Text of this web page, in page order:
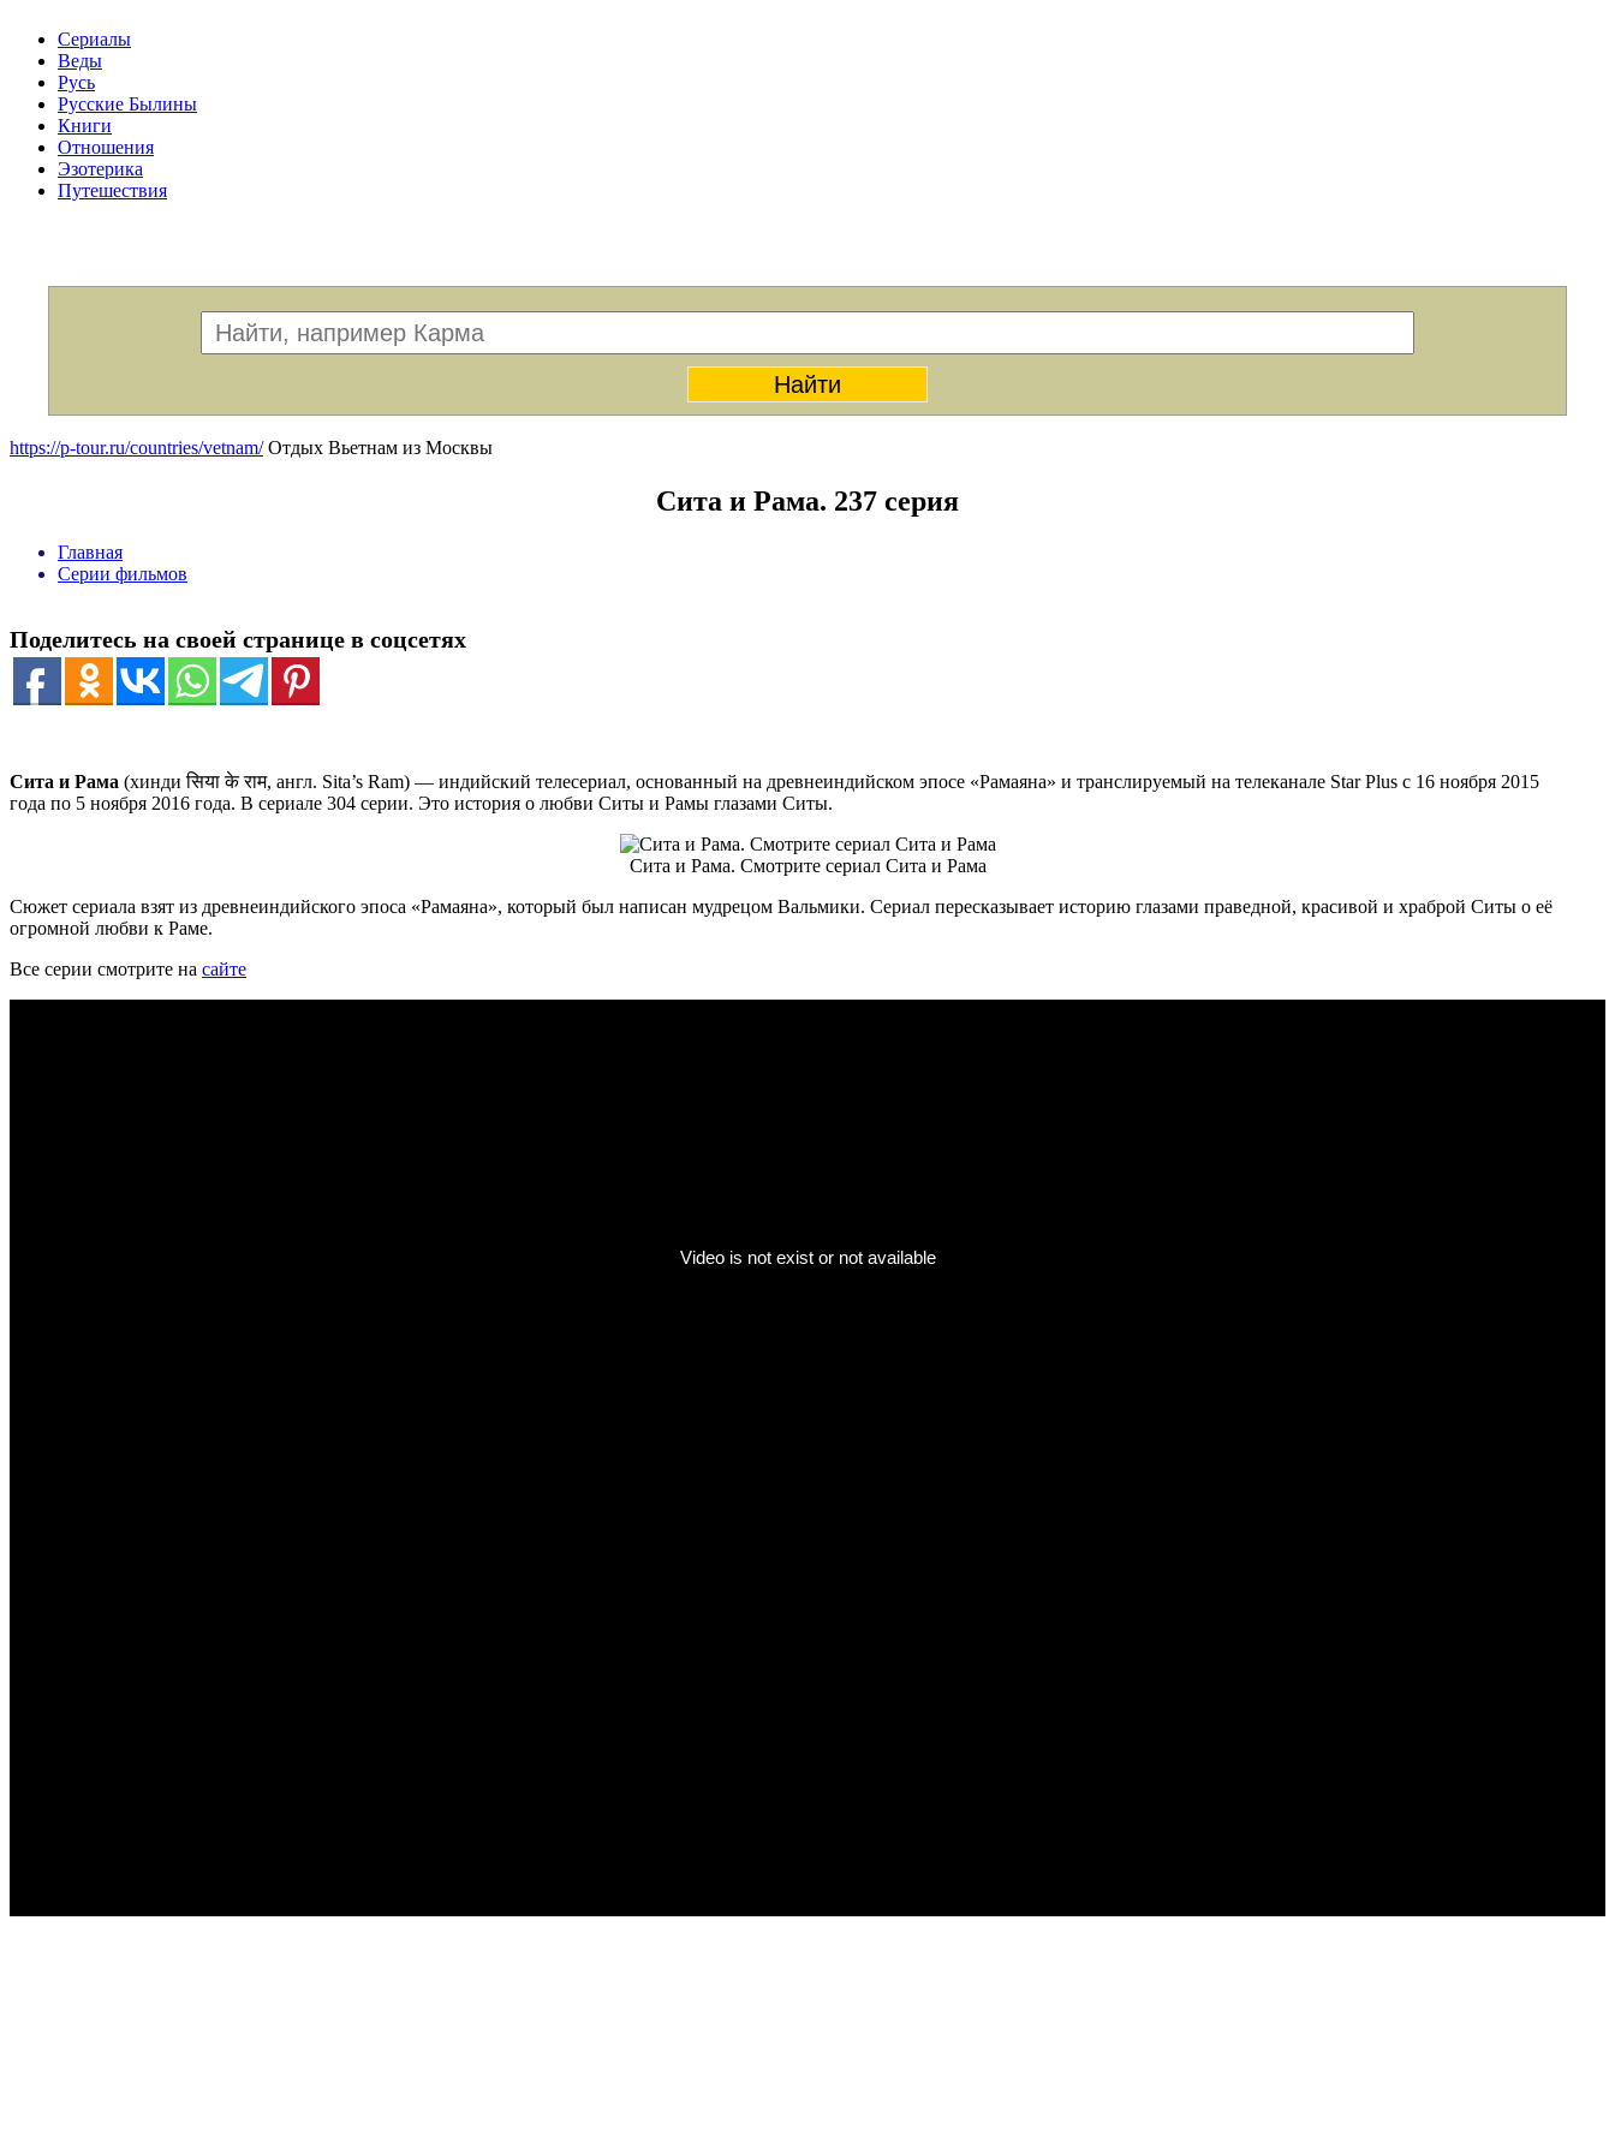
Сериалы
Веды
Русь
Русские Былины
Книги
Отношения
Эзотерика
Путешествия
https://p-tour.ru/countries/vetnam/Отдых Вьетнам из Москвы
Сита и Рама. 237 серия
Главная
Серии фильмов
Поделитесь на своей странице в соцсетях
Сита и Рама (хиндиसिया के राम, англ. Sita’s Ram) — индийский телесериал, основанный на древнеиндийском эпосе «Рамаяна» и транслируемый на телеканале Star Plus с 16 ноября 2015
года по 5 ноября 2016 года. В сериале 304 серии. Это история о любви Ситы и Рамы глазами Ситы.
Сита и Рама. Смотрите сериал Сита и Рама
Сюжет сериала взят из древнеиндийского эпоса «Рамаяна», который был написан мудрецом Вальмики. Сериал пересказывает историю глазами праведной, красивой и храброй Ситы о её
огромной любви к Раме.
Все серии смотрите на сайте